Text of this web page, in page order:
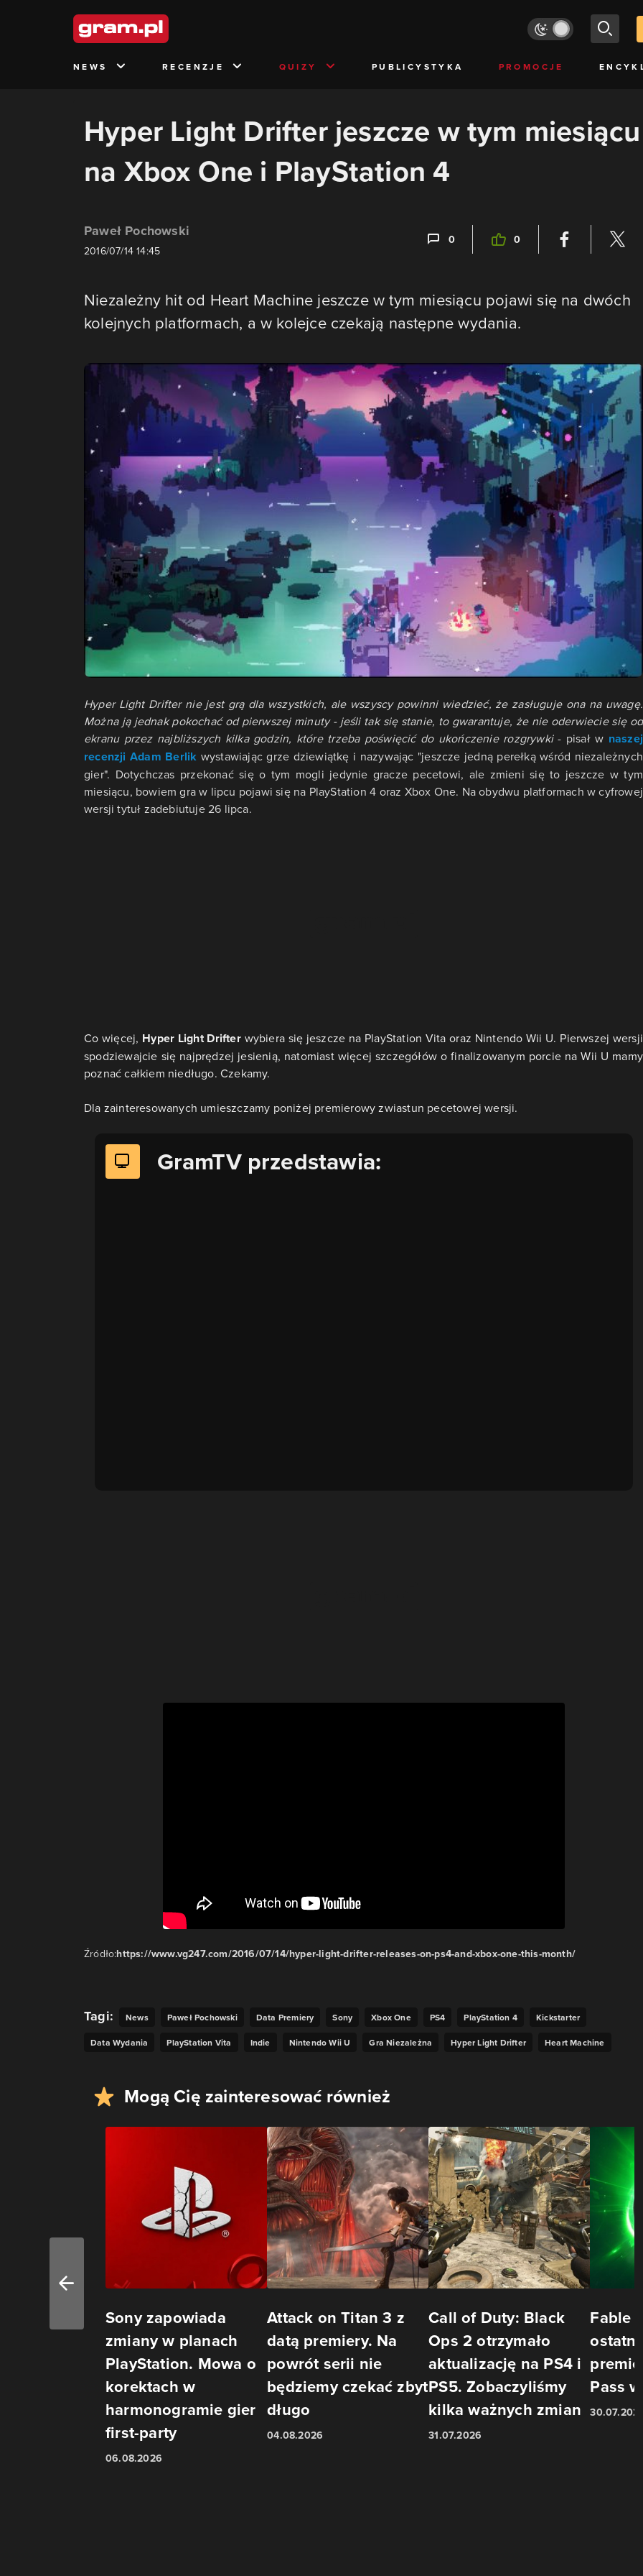
NEWS RECENZJE QUIZY PUBLICYSTYKA PROMOCJE
Hyper Light Drifter jeszcze w tym miesiącu
na Xbox One i PlayStation 4
Paweł Pochowski
2016/07/14 14:45
0 0
Niezależny hit od Heart Machine jeszcze w tym miesiącu pojawi się na dwóch
kolejnych platformach, a w kolejce czekają następne wydania.
Hyper Light Drifter nie jest grą dla wszystkich, ale wszyscy powinni wiedzieć, że zasługuje ona na uwagę.
Można ją jednak pokochać od pierwszej minuty - jeśli tak się stanie, to gwarantuje, że nie oderwiecie się od
ekranu przez najbliższych kilka godzin, które trzeba poświęcić do ukończenie rozgrywki- pisał w naszej
recenzji Adam Berlik wystawiając grze dziewiątkę i nazywając "jeszcze jedną perełką wśród niezależnych
gier". Dotychczas przekonać się o tym mogli jedynie gracze pecetowi, ale zmieni się to jeszcze w tym
miesiącu, bowiem gra w lipcu pojawi się na PlayStation 4 oraz Xbox One. Na obydwu platformach w cyfrowej
wersji tytuł zadebiutuje 26 lipca.
Co więcej, Hyper Light Drifterwybiera się jeszcze na PlayStation Vita oraz Nintendo Wii U. Pierwszej wersji
spodziewajcie się najprędzej jesienią, natomiast więcej szczegółów o finalizowanym porcie na Wii U mamy
poznać całkiem niedługo. Czekamy.
Dla zainteresowanych umieszczamy poniżej premierowy zwiastun pecetowej wersji.
GramTV przedstawia:
Źródło:https://www.vg247.com/2016/07/14/hyper-light-drifter-releases-on-ps4-and-xbox-one-this-month/
Tagi: News Paweł Pochowski Data Premiery Sony Xbox One PS4 PlayStation 4 Kickstarter
Data Wydania PlayStation Vita Indie Nintendo Wii U Gra Niezależna Hyper Light Drifter Heart Machine
Mogą Cię zainteresować również
Sony zapowiada
zmiany w planach
PlayStation. Mowa o
korektach w
harmonogramie gier
first-party
06.08.2026
Attack on Titan 3 z
datą premiery. Na
powrót serii nie
będziemy czekać zbyt
długo
04.08.2026
Call of Duty: Black
Ops 2 otrzymało
aktualizację na PS4 i
PS5. Zobaczyliśmy
kilka ważnych zmian
31.07.2026
Fable
Pass